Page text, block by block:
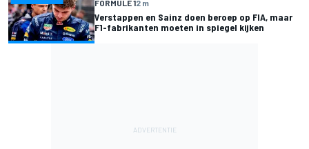
FORMULE 12 m
Verstappen en Sainz doen beroep op FIA, maar
F1-fabrikanten moeten in spiegel kijken